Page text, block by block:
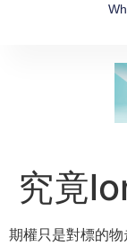
究竟
期權只是對標的